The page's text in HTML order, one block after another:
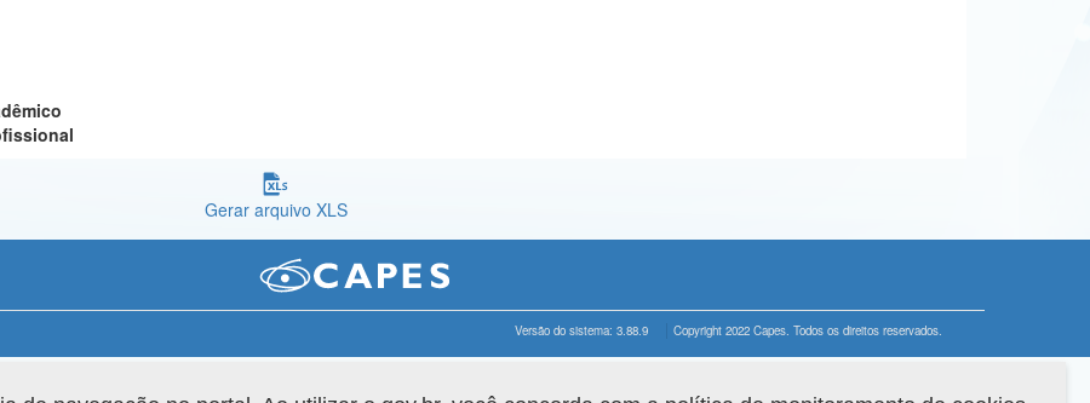
Gerar arquivo XLS
Versão do sistema: 3.88.9 Copyright 2022 Capes. Todos os direitos reservados.